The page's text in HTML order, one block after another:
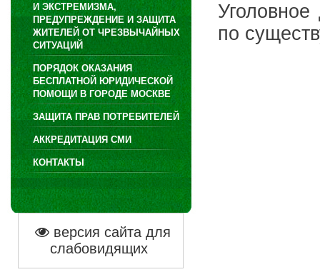
И ЭКСТРЕМИЗМА,
ПРЕДУПРЕЖДЕНИЕ И ЗАЩИТА
ЖИТЕЛЕЙ ОТ ЧРЕЗВЫЧАЙНЫХ
СИТУАЦИЙ
ПОРЯДОК ОКАЗАНИЯ
БЕСПЛАТНОЙ ЮРИДИЧЕСКОЙ
ПОМОЩИ В ГОРОДЕ МОСКВЕ
ЗАЩИТА ПРАВ ПОТРЕБИТЕЛЕЙ
АККРЕДИТАЦИЯ СМИ
КОНТАКТЫ
версия сайта для
слабовидящих
по